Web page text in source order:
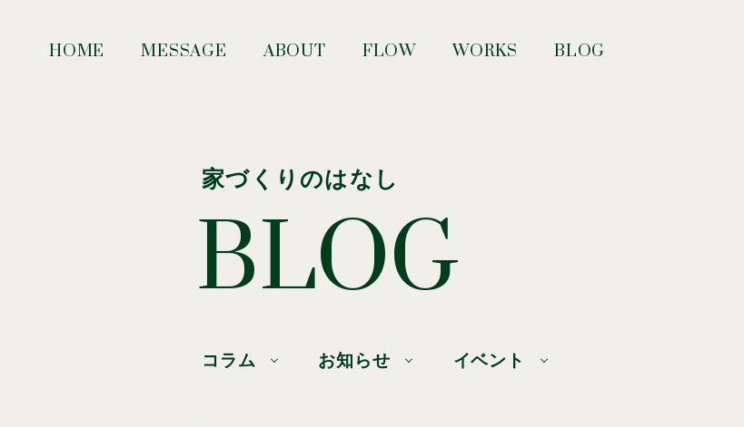
HOME MESSAGE ABOUT FLOW WORKS BLOG
家づくりのはなし
BLOG
コラム お知らせ イベント